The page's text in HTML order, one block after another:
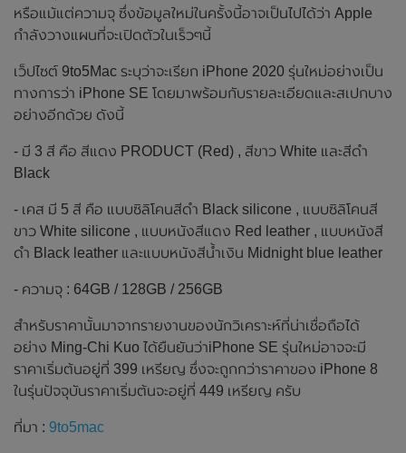
หรือแม้แต่ความจุ ซึ่งข้อมูลใหม่ในครั้งนี้อาจเป็นไปได้ว่า Apple
กำลังวางแผนที่จะเปิดตัวในเร็วๆนี้
เว็ปไซต์ 9to5Mac ระบุว่าจะเรียก iPhone 2020 รุ่นใหม่อย่างเป็น
ทางการว่า iPhone SE โดยมาพร้อมกับรายละเอียดและสเปกบาง
อย่างอีกด้วย ดังนี้
- มี 3 สี คือ สีแดง PRODUCT (Red) , สีขาว White และสีดำ
Black
- เคส มี 5 สี คือ แบบซิลิโคนสีดำ Black silicone , แบบซิลิโคนสี
ขาว White silicone , แบบหนังสีแดง Red leather , แบบหนังสี
ดำ Black leather และแบบหนังสีน้ำเงิน Midnight blue leather
- ความจุ : 64GB / 128GB / 256GB
สำหรับราคานั้นมาจากรายงานของนักวิเคราะห์ที่น่าเชื่อถือได้
อย่าง Ming-Chi Kuo ได้ยืนยันว่าiPhone SE รุ่นใหม่อาจจะมี
ราคาเริ่มต้นอยู่ที่ 399 เหรียญ ซึ่งจะถูกกว่าราคาของ iPhone 8
ในรุ่นปัจจุบันราคาเริ่มต้นจะอยู่ที่ 449 เหรียญ ครับ
ที่มา : 9to5mac